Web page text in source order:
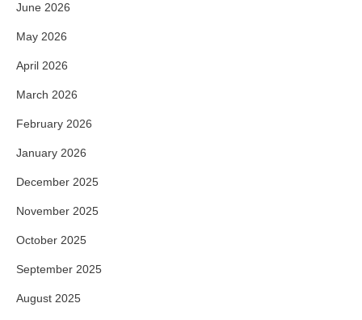
June 2026
May 2026
April 2026
March 2026
February 2026
January 2026
December 2025
November 2025
October 2025
September 2025
August 2025